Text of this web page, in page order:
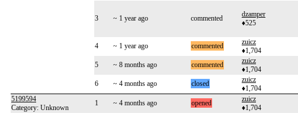
3 ~ 1 year ago commented
dzamper
♦525
4
~ 1 year ago commented
zuicz
♦1,704
5 ~ 8 months ago commented
zuicz
♦1,704
6 ~ 4 months ago closed
zuicz
♦1,704
5199594
Category: Unknown
1 ~ 4 months ago opened
zuicz
♦1,704